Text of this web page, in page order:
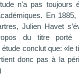
n'a pas toujours
En 1885,
Julien Havet
du titre porté
conclut que: «le
donc pas à la